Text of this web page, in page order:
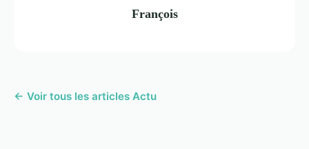
François
← Voir tous les articles Actu